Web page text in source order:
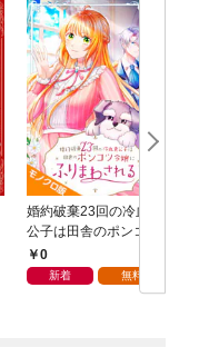
婚約破棄23回の冷血貴
公子は田舎のポンコツ
令嬢にふりまわされる
モノクロ版 第1話
0
新着 無料